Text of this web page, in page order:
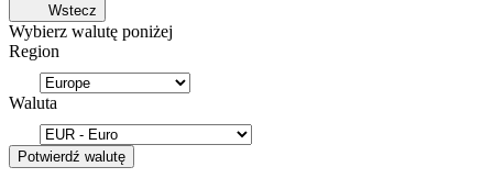
Wstecz
Wybierz walutę poniżej
Region
Waluta
Potwierdź walutę